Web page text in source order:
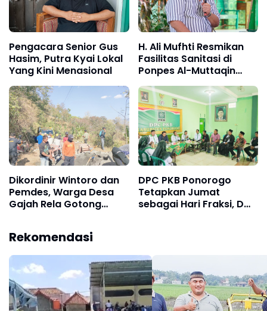
Pengacara Senior Gus
Hasim, Putra Kyai Lokal
Yang Kini Menasional
H. Ali Mufhti Resmikan
Fasilitas Sanitasi di
Ponpes Al-Muttaqin
Pulung
Dikordinir Wintoro dan
Pemdes, Warga Desa
Gajah Rela Gotong
Sepanjang 4 Kilometer
DPC PKB Ponorogo
Tetapkan Jumat
sebagai Hari Fraksi, Dwi
Rekomendasi